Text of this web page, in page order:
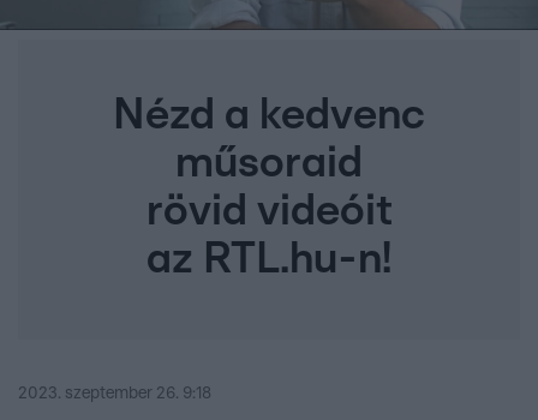
Nézd a kedvenc
műsoraid
rövid videóit
az RTL.hu-n!
2023. szeptember 26. 9:18